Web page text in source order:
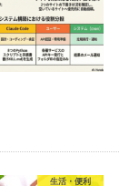
生活・便利